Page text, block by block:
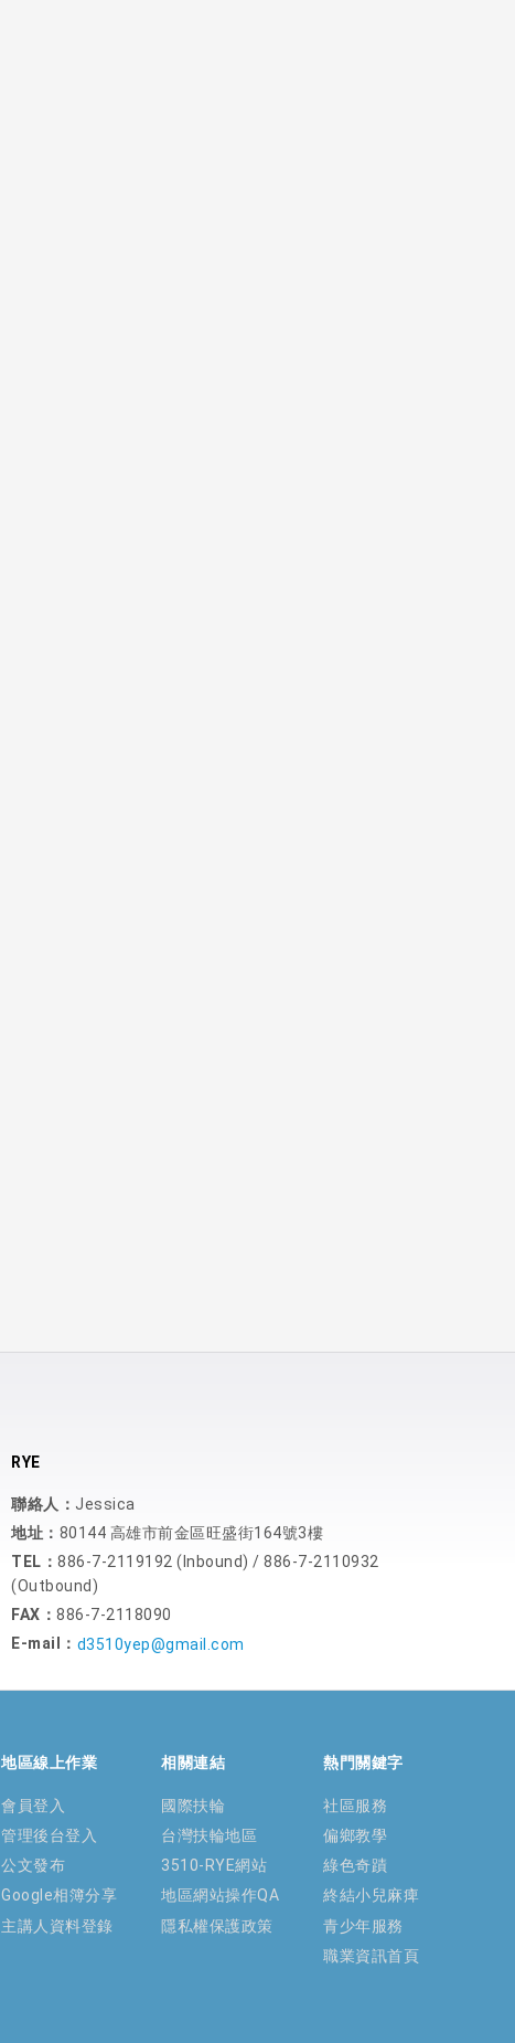
RYE
聯絡人： Jessica
地址： 80144 高雄市前金區旺盛街164號3樓
TEL： 886-7-2119192 (Inbound) / 886-7-2110932
(Outbound)
FAX： 886-7-2118090
E-mail： d3510yep@gmail.com
熱門關鍵字
社區服務
偏鄉教學
綠色奇蹟
終結小兒麻痺
青少年服務
職業資訊首頁
相關連結
國際扶輪
台灣扶輪地區
3510-RYE網站
地區網站操作QA
隱私權保護政策
地區線上作業
會員登入
管理後台登入
公文發布
Google相簿分享
主講人資料登錄